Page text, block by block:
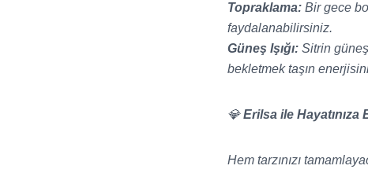
Topraklama: Bir gece
faydalanabilirsiniz.
Güneş Işığı: Sitrin
bekletmek taşın
💎Erilsa ile Hayatınıza
Hem tarzınızı